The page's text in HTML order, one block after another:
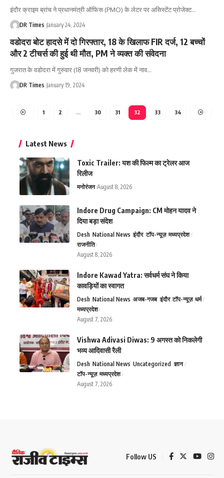
इंदौर क्राइम ब्रांच ने प्रधानमंत्री ऑफिस (PMO) के लेटर पर असिस्टेंट प्रोजेक्ट…
DR Times January 24, 2024
वडोदरा बोट हादसे में दो गिरफ्तार, 18 के खिलाफ FIR दर्ज, 12 बच्चों
और 2 टीचर्स की हुई थी मौत, PM ने व्यक्त की संवेदना
गुजरात के वडोदरा में गुरुवार (18 जनवरी) को हरणी लेक में नाव…
DR Times January 19, 2024
1 2 … 30 31 32 33 34
Latest News
Toxic Trailer: यश की फिल्म का ट्रेलर आज
रिलीज
मनोरंजन August 8, 2026
Indore Drug Campaign: CM मोहन यादव ने
दिया बड़ा संदेश
Desh National News इंदौर टॉप-न्यूज़ मध्यप्रदेश
राजनीति
August 8, 2026
Indore Kawad Yatra: सर्वधर्म संघ ने किया
कावड़ियों का स्वागत
Desh National News अजब-गजब इंदौर टॉप-न्यूज़ धर्म
मध्यप्रदेश
August 7, 2026
Vishwa Adivasi Diwas: 9 अगस्त को निकलेगी
भव्य आदिवासी रैली
Desh National News Uncategorized ज्ञान
टॉप-न्यूज़ मध्यप्रदेश
August 7, 2026
Follow US